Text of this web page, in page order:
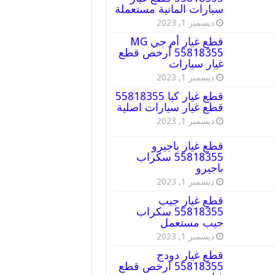
سيارات المانية مستعملة
ديسمبر 1, 2023
قطع غيار أم جي MG
55818355 أرخص قطع
غيار سيارات
ديسمبر 1, 2023
قطع غيار كيا 55818355
قطع غيار سيارات اصلية
ديسمبر 1, 2023
قطع غيار باجيرو
55818355 سكراب
باجيرو
ديسمبر 1, 2023
قطع غيار جيب
55818355 سكراب
جيب مستعمل
ديسمبر 1, 2023
قطع غيار دودج
55818355 ارخص قطع